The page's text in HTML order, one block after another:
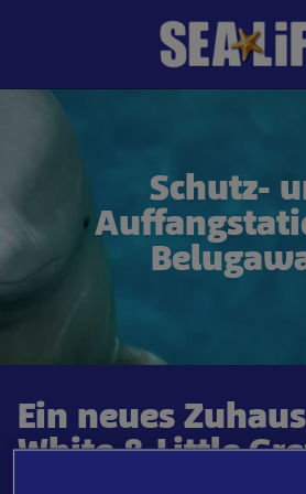
Schutz-
Ein neues
White & Little